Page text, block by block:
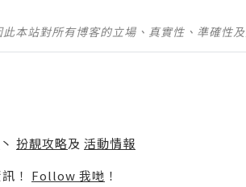
本站對所有博客的立場、真實性、準確性
丶 扮靚攻略及 活動情報
！ Follow 我哋 ！